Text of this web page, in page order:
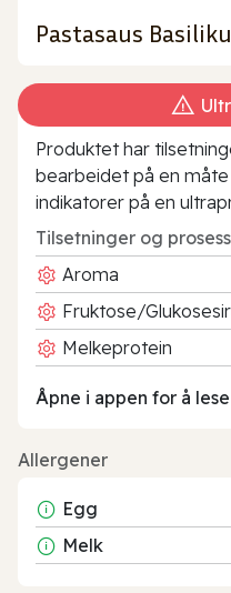
Pastasaus
Produktet har
bearbeidet på en
indikatorer på en
Tilsetninger og
Aroma
Fruktose/
Melkeprotein
Åpne i appen for å
Allergener
Egg
Melk